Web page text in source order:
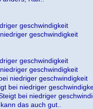
geschwindigkeit
geschwindigkeit
geschwindigkeit
geschwindigkeit
niedriger geschwindigkeit
bei niedriger
bei niedriger
das auch gut..